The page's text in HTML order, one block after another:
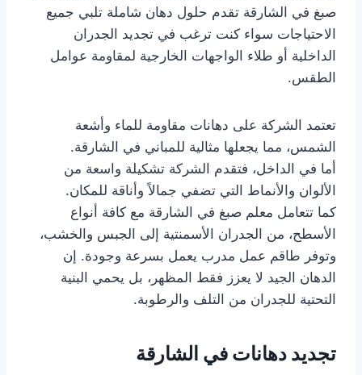
صبغ في الشارقة تقدم حلول دهان شاملة تلبي جميع
الاحتياجات سواء كنت ترغب في تجديد الجدران
الداخلية أو طلاء الواجهات الخارجية لمقاومة عوامل
الطقس.
تعتمد الشركة على دهانات مقاومة للماء وأشعة
الشمس، مما يجعلها مثالية للمباني في الشارقة.
أما في الداخل، فتقدم الشركة تشكيلة واسعة من
الألوان والأنماط التي تضفي جمالاً وأناقة للمكان.
كما تتعامل معلم صبغ في الشارقة مع كافة أنواع
الأسطح، من الجدران الأسمنتية إلى الجبس والخشب،
وتوفر طاقم عمل مدرب يعمل بسرعة وجودة. إن
الدهان الجيد لا يعزز فقط المظهر، بل يحمي البنية
التحتية للجدران من التلف والرطوبة.
تجديد دهانات في الشارقة